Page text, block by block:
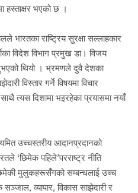
हस्ताक्षर भएको छ ।
भारतका राष्ट्रिय सुरक्षा सल्लाहकार
विदेश विभाग प्रमुख डा। विजय
थियो । भ्रमणले दुवै देशका
विस्तार गर्ने विषयमा विचार
त्यस दिशामा भइरहेका प्रयासमा नयाँ
उच्चस्तरीय आदानप्रदानको
‘छिमेक पहिले’परराष्ट्र नीति
मुलुकहरूसँगको सम्बन्धलाई उच्च
व्यापार, विकास साझेदारी र